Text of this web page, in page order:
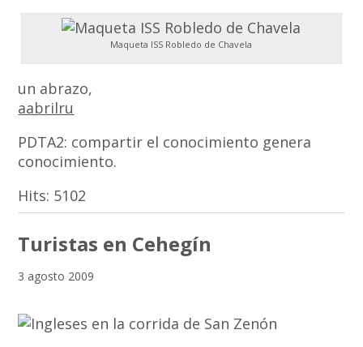
Maqueta ISS Robledo de Chavela
un abrazo,
aabrilru
PDTA2: compartir el conocimiento genera
conocimiento.
Hits: 5102
Turistas en Cehegín
3 agosto 2009